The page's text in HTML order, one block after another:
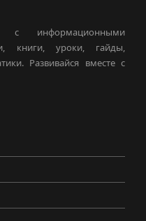
с информационными
книги, уроки, гайды,
Развивайся вместе с